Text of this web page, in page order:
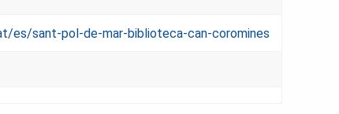
es/sant-pol-de-mar-biblioteca-can-coromines